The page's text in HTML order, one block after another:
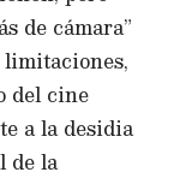
de cámara”
del cine
a la desidia
de la